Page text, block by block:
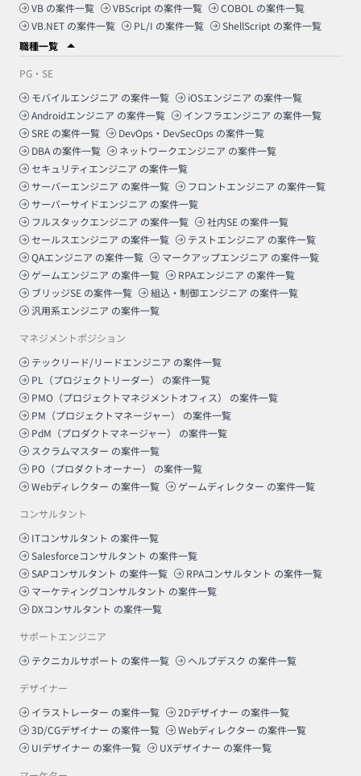
VB の案件一覧 VBScript の案件一覧 COBOL の案件一覧
VB.NET の案件一覧 PL/I の案件一覧 ShellScript の案件一覧
職種一覧
PG・SE
モバイルエンジニア の案件一覧 iOSエンジニア の案件一覧
Androidエンジニア の案件一覧 インフラエンジニア の案件一覧
SRE の案件一覧 DevOps・DevSecOps の案件一覧
DBA の案件一覧 ネットワークエンジニア の案件一覧
セキュリティエンジニア の案件一覧
サーバーエンジニア の案件一覧 フロントエンジニア の案件一覧
サーバーサイドエンジニア の案件一覧
フルスタックエンジニア の案件一覧 社内SE の案件一覧
セールスエンジニア の案件一覧 テストエンジニア の案件一覧
QAエンジニア の案件一覧 マークアップエンジニア の案件一覧
ゲームエンジニア の案件一覧 RPAエンジニア の案件一覧
ブリッジSE の案件一覧 組込・制御エンジニア の案件一覧
汎用系エンジニア の案件一覧
マネジメントポジション
テックリード/リードエンジニア の案件一覧
PL（プロジェクトリーダー）
の案件一覧
PMO（プロジェクトマネジメントオフィス）
の案件一覧
PM（プロジェクトマネージャー）
の案件一覧
PdM（プロダクトマネージャー）
の案件一覧
スクラムマスター の案件一覧
PO（プロダクトオーナー）
の案件一覧
Webディレクター の案件一覧 ゲームディレクター の案件一覧
コンサルタント
ITコンサルタント の案件一覧
Salesforceコンサルタント の案件一覧
SAPコンサルタント の案件一覧 RPAコンサルタント の案件一覧
マーケティングコンサルタント の案件一覧
DXコンサルタント の案件一覧
サポートエンジニア
テクニカルサポート の案件一覧 ヘルプデスク の案件一覧
デザイナー
イラストレーター の案件一覧 2Dデザイナー の案件一覧
3D/CGデザイナー の案件一覧 Webディレクター の案件一覧
UIデザイナー の案件一覧 UXデザイナー の案件一覧